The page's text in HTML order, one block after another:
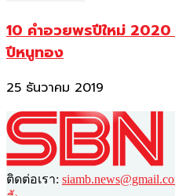
10 คำอวยพรปีใหม่
ปีหนูทอง
25 ธันวาคม 2019
ติดต่อเรา: